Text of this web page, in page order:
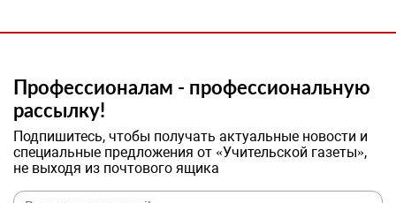
Профессионалам - профессиональную
рассылку!
Подпишитесь, чтобы получать актуальные новости и
специальные предложения от «Учительской газеты»,
не выходя из почтового ящика